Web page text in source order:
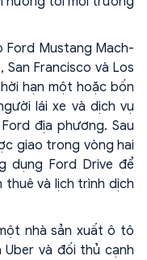
Ford Mustang Mach-
San Francisco và Los
hạn một hoặc bốn
lái xe và dịch vụ
địa phương. Sau
giao trong vòng hai
dụng Ford Drive để
và lịch trình dịch
nhà sản xuất ô tô
và đối thủ cạnh